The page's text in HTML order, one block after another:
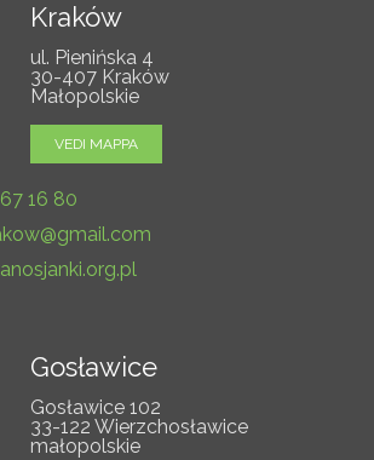
Kraków
ul. Pienińska 4
30-407 Kraków
Małopolskie
VEDI MAPPA
16 80
Gosławice
Gosławice 102
33-122 Wierzchosławice
małopolskie